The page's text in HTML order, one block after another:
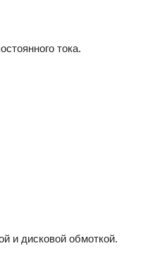
тока.
и дисковой обмоткой.